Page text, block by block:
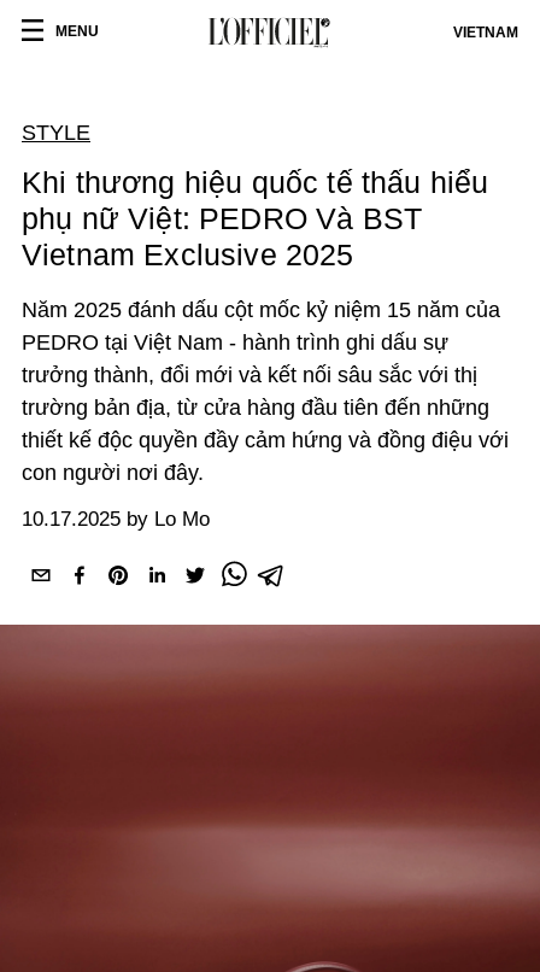
MENU VIETNAM
STYLE
Khi thương hiệu quốc tế thấu hiểu
phụ nữ Việt: PEDRO Và BST
Vietnam Exclusive 2025
Năm 2025 đánh dấu cột mốc kỷ niệm 15 năm của
PEDRO tại Việt Nam - hành trình ghi dấu sự
trưởng thành, đổi mới và kết nối sâu sắc với thị
trường bản địa, từ cửa hàng đầu tiên đến những
thiết kế độc quyền đầy cảm hứng và đồng điệu với
con người nơi đây.
10.17.2025 by Lo Mo